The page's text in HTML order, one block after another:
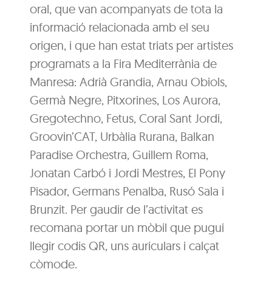
oral, que van acompanyats de tota la
informació relacionada amb el seu
origen, i que han estat triats per artistes
programats a la Fira Mediterrània de
Manresa: Adrià Grandia, Arnau Obiols,
Germà Negre, Pitxorines, Los Aurora,
Gregotechno, Fetus, Coral Sant Jordi,
Groovin’CAT, Urbàlia Rurana, Balkan
Paradise Orchestra, Guillem Roma,
Jonatan Carbó i Jordi Mestres, El Pony
Pisador, Germans Penalba, Rusó Sala i
Brunzit. Per gaudir de l’activitat es
recomana portar un mòbil que pugui
llegir codis QR, uns auriculars i calçat
còmode.